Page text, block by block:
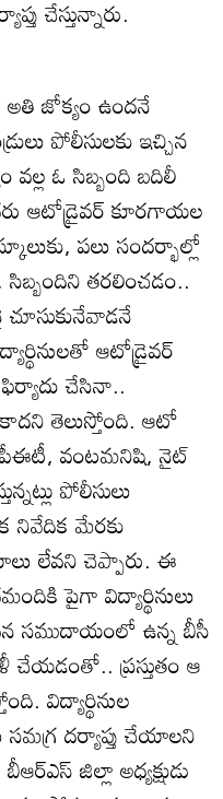
చేస్తున్నారు.
జోక్యం ఉందనే
పోలీసులకు ఇచ్చిన
ఓ సిబ్బంది బదిలీ
ఆటోడ్రైవర్‌ కూరగాయల
పలు సందర్భాల్లో
సిబ్బందిని తరలించడం..
ఆటోడ్రైవర్‌
చేసినా..
కాదని తెలుస్తోంది. ఆటో
పీఈటీ, వంటమనిషి, నైట్‌
పోలీసులు
నివేదిక మేరకు
లేవని చెప్పారు. ఈ
పైగా విద్యార్థినులు
సముదాయంలో ఉన్న బీసీ
చేయడంతో.. ప్రస్తుతం ఆ
విద్యార్థినుల
దర్యాప్తు చేయాలని
జిల్లా అధ్యక్షుడు